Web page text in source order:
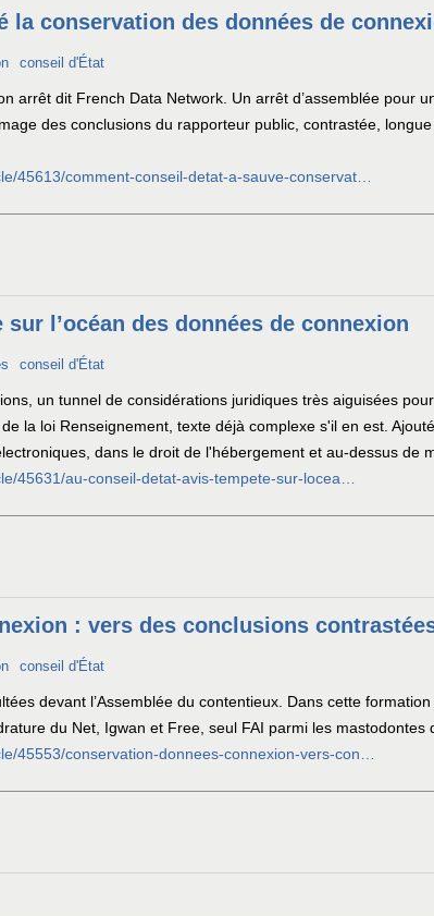
la conservation des données de
conseil d'État
arrêt dit French Data Network. Un arrêt d’assemblée pour
des conclusions du rapporteur public, contrastée,
45613/comment-conseil-detat-a-sauve-conservat…
l’océan des données de connexion
conseil d'État
un tunnel de considérations juridiques très aiguisées
la loi Renseignement, texte déjà complexe s'il en est.
dans le droit de l'hébergement et au-dessus de
45631/au-conseil-detat-avis-tempete-sur-locea…
: vers des conclusions
conseil d'État
devant l’Assemblée du contentieux. Dans cette
du Net, Igwan et Free, seul FAI parmi les
45553/conservation-donnees-connexion-vers-con…